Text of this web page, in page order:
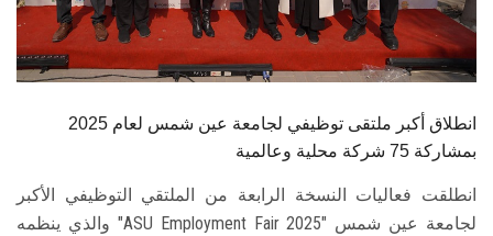
الموظفون
الزائـرون
سجل الان
انطلاق أكبر ملتقى توظيفي لجامعة عين شمس لعام 2025
بمشاركة 75 شركة محلية وعالمية
انطلقت فعاليات النسخة الرابعة من الملتقي التوظيفي الأكبر
لجامعة عين شمس "ASU Employment Fair 2025" والذي ينظمه